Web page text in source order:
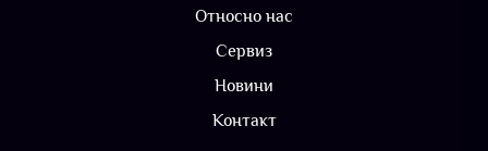
Относно нас
Сервиз
Новини
Контакт